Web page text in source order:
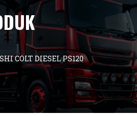
COLT DIESEL PS120